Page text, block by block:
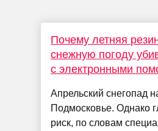
Почему летняя
снежную погоду
с электронными
Апрельский снегопад
Подмосковье. Однако
риск, по словам